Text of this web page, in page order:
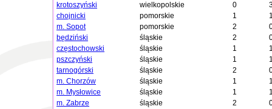
krotoszyński
wielkopolskie 0
chojnicki
pomorskie 1
m. Sopot
pomorskie 2
będziński
śląskie 2
częstochowski
śląskie 1
pszczyński
śląskie 1
tarnogórski
śląskie 2
m. Chorzów
śląskie 1
m. Mysłowice
śląskie 1
m. Zabrze
śląskie 2